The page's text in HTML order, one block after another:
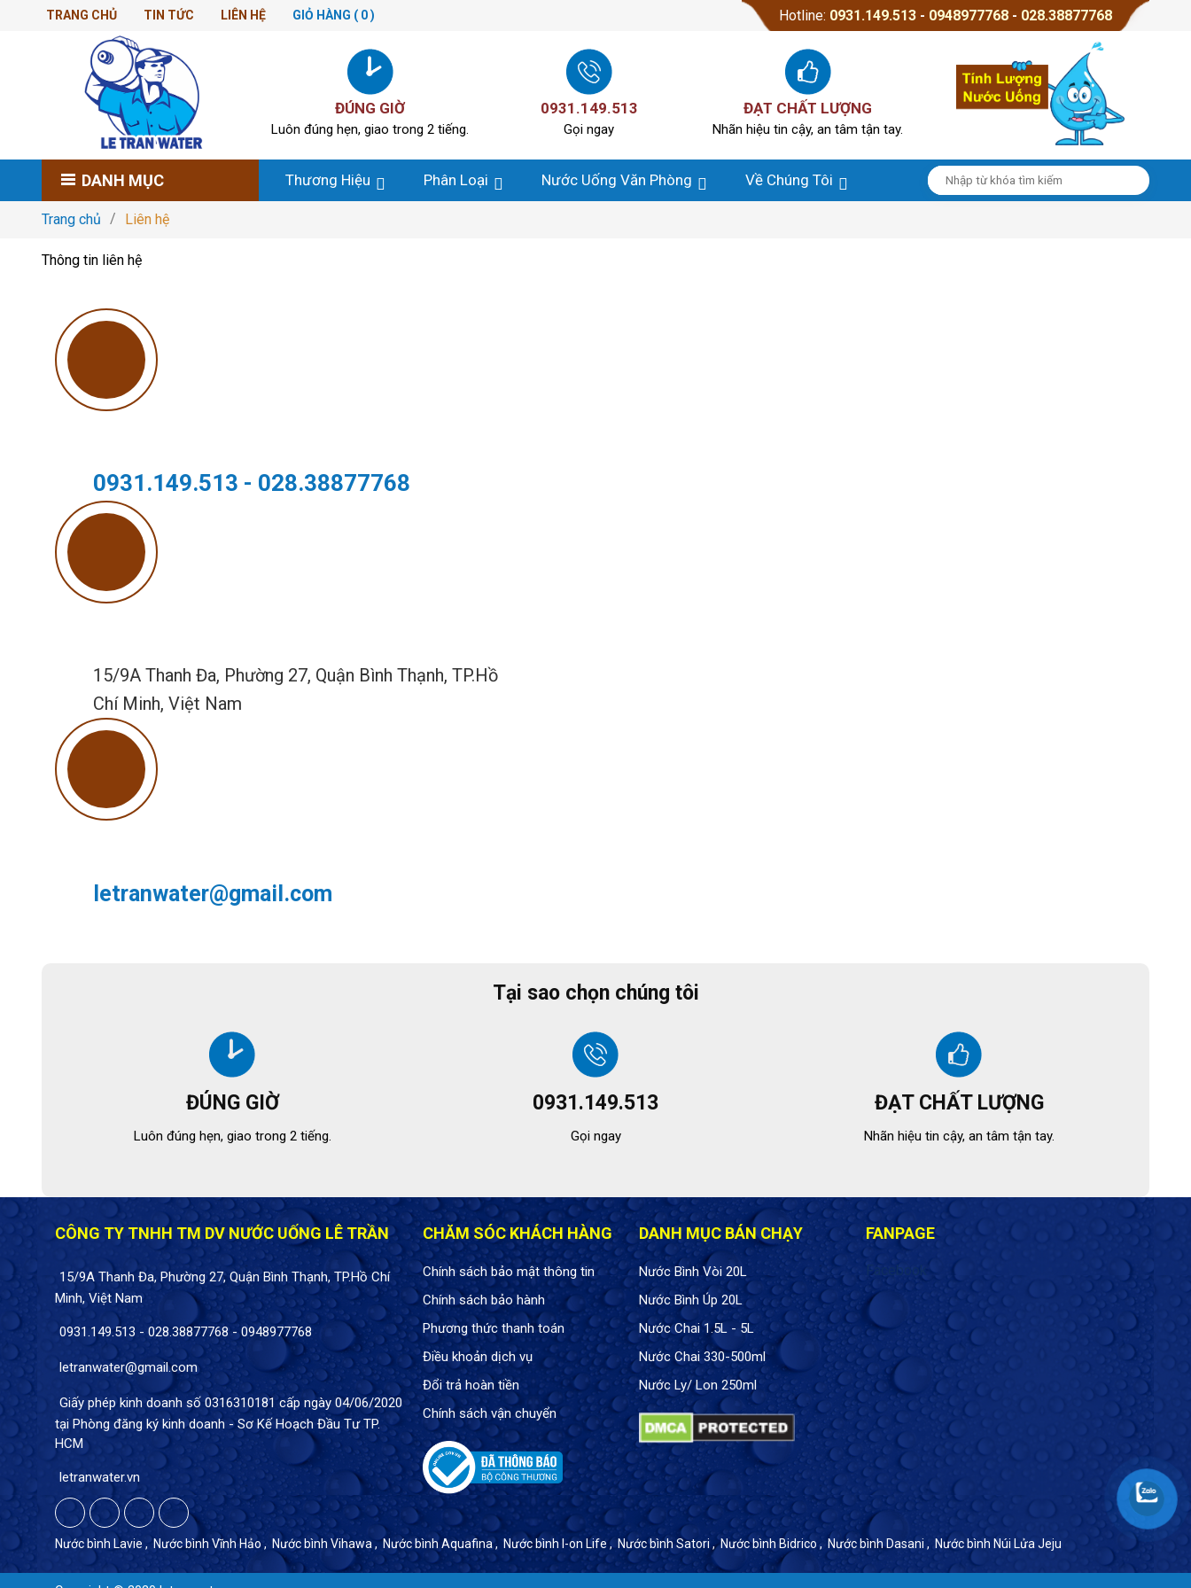
TRANG CHỦ TIN TỨC LIÊN HỆ GIỎ HÀNG ( 0 ) Hotline: 0931.149.513 - 0948977768 - 028.38877768
ĐÚNG GIỜ
Luôn đúng hẹn, giao trong 2 tiếng.
0931.149.513
Gọi ngay
ĐẠT CHẤT LƯỢNG
Nhãn hiệu tin cậy, an tâm tận tay.
DANH MỤC Thương Hiệu Phân Loại Nước Uống Văn Phòng Về Chúng Tôi
Trang chủ Liên hệ
Thông tin liên hệ
0931.149.513 - 028.38877768
15/9A Thanh Đa, Phường 27, Quận Bình Thạnh, TP.Hồ
Chí Minh, Việt Nam
letranwater@gmail.com
Tại sao chọn chúng tôi
ĐÚNG GIỜ
Luôn đúng hẹn, giao trong 2 tiếng.
0931.149.513
Gọi ngay
ĐẠT CHẤT LƯỢNG
Nhãn hiệu tin cậy, an tâm tận tay.
CÔNG TY TNHH TM DV NƯỚC UỐNG LÊ TRẦN
15/9A Thanh Đa, Phường 27, Quận Bình Thạnh, TP.Hồ Chí
Minh, Việt Nam
0931.149.513 - 028.38877768-0948977768
letranwater@gmail.com
Giấy phép kinh doanh số 0316310181 cấp ngày 04/06/2020
tại Phòng đăng ký kinh doanh - Sơ Kế Hoạch Đầu Tư TP.
HCM
letranwater.vn
CHĂM SÓC KHÁCH HÀNG
Chính sách bảo mật thông tin
Chính sách bảo hành
Phương thức thanh toán
Điều khoản dịch vụ
Đổi trả hoàn tiền
Chính sách vận chuyển
DANH MỤC BÁN CHẠY
Nước Bình Vòi 20L
Nước Bình Úp 20L
Nước Chai 1.5L - 5L
Nước Chai 330-500ml
Nước Ly/ Lon 250ml
FANPAGE
Facebook
Nước bình Lavie ,Nước bình Vĩnh Hảo , Nước bình Vihawa ,Nước bình Aquafina, Nước bình I-on Life , Nước bình Satori ,Nước bình Bidrico, Nước bình Dasani , Nước bình Núi Lửa Jeju